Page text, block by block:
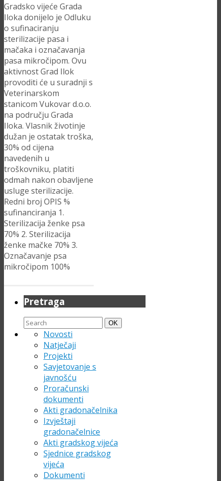
Gradsko vijeće Grada
Iloka donijelo je Odluku
o sufinaciranju
sterilizacije pasa i
mačaka i označavanja
pasa mikročipom. Ovu
aktivnost Grad Ilok
provoditi će u suradnji s
Veterinarskom
stanicom Vukovar d.o.o.
na području Grada
Iloka. Vlasnik životinje
dužan je ostatak troška,
30% od cijena
navedenih u
troškovniku, platiti
odmah nakon obavljene
usluge sterilizacije.
Redni broj OPIS %
sufinanciranja 1.
Sterilizacija ženke psa
70% 2. Sterilizacija
ženke mačke 70% 3.
Označavanje psa
mikročipom 100%
Pretraga
Search
for:
Search
OK
Novosti
Natječaji
Projekti
Savjetovanje s
javnošću
Proračunski
dokumenti
Akti gradonačelnika
Izvještaji
gradonačelnice
Akti gradskog vijeća
Sjednice gradskog
vijeća
Dokumenti